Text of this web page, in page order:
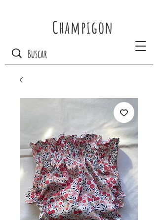
Champigon